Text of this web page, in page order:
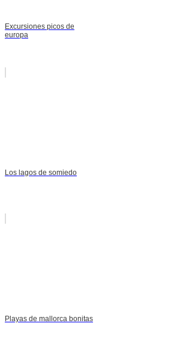
Excursiones picos de
europa
Los lagos de somiedo
Playas de mallorca bonitas